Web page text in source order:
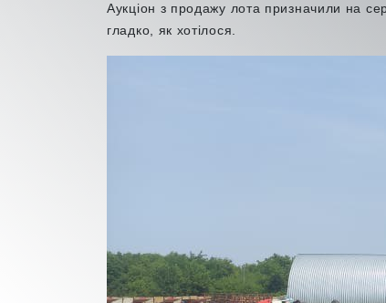
Аукціон з продажу лота призначили на
гладко, як хотілося.